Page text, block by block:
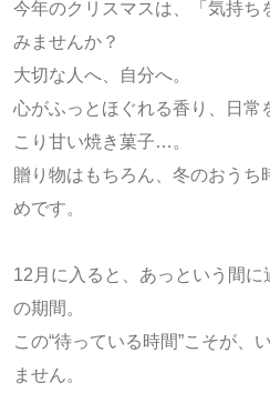
今年のクリスマスは、 「気持ち
みませんか？
大切な人へ、自分へ。
心がふっとほぐれる香り、
日常
こり甘い焼き菓子…。
贈り物はもちろん、 冬のおうち
めです。
12月に入ると、あっという間
の期間。
この“待っている時間”こそが、
ません。